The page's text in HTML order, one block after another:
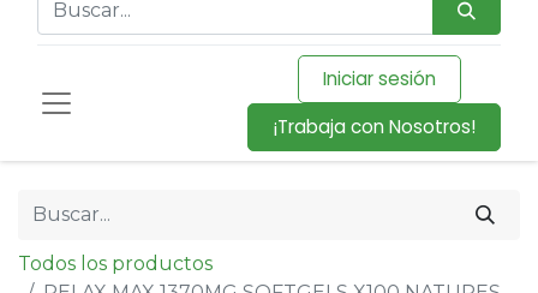
Iniciar sesión
¡Trabaja con Nosotros!
Todos los productos